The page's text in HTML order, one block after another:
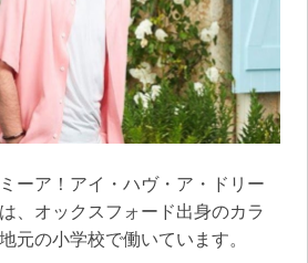
ーア！アイ・ハヴ・ア・ドリー
、オックスフォード出身のカラ
元の小学校で働いています。